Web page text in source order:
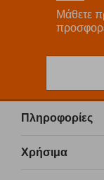
Μάθετε
Πληροφορίες
Χρήσιμα